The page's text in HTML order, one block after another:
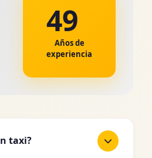
49
Años de
experiencia
taxi?